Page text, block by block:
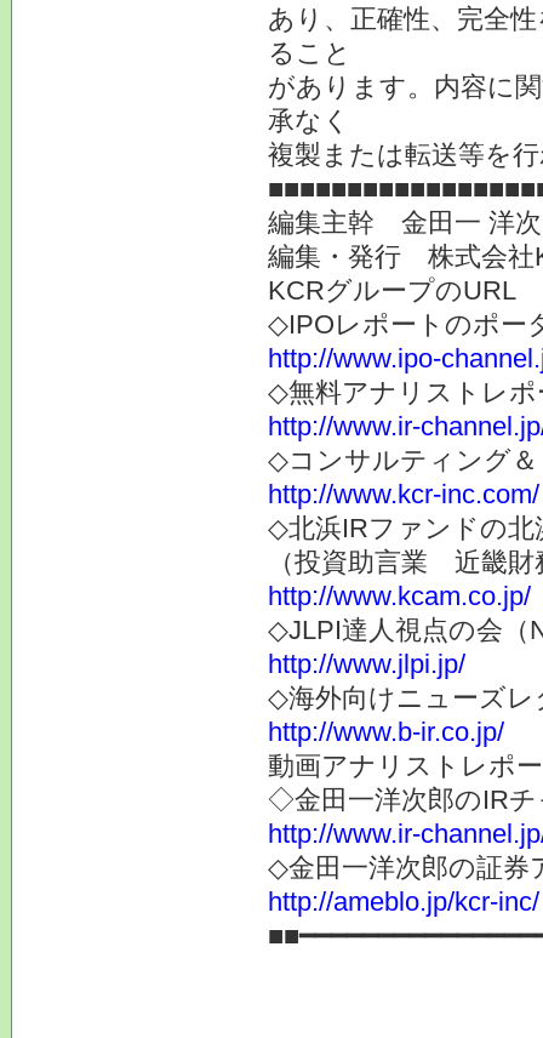
あり、正確性、完全
ること
があります。内容に
承なく
複製または転送等を
編集主幹 金田一 洋
編集・発行 株式会社
KCRグループのURL
◇IPOレポートのポー
http://www.ipo-
◇無料アナリストレ
http://www.ir-
◇コンサルティング＆
http://www.kcr-inc.com/
◇北浜IRファンドの北
（投資助言業 近畿財
http://www.kcam.co.jp/
◇JLPI達人視点の会（
http://www.jlpi.jp/
◇海外向けニューズレ
http://www.b-ir.co.jp/
動画アナリストレポ
◇金田一洋次郎のIR
http://www.ir-
◇金田一洋次郎の証券
http://ameblo.jp/kcr-inc/